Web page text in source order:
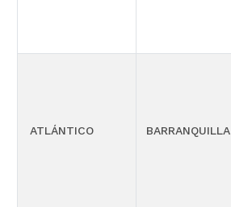
ATLÁNTICO BARRANQUILLA